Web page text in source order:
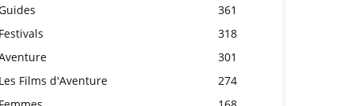
361
318
301
Films d'Aventure
274